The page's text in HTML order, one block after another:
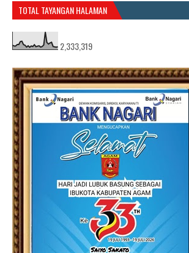
TOTAL TAYANGAN HALAMAN
2,333,319